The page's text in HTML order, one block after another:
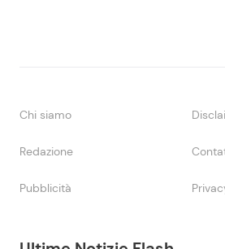
Chi siamo
Redazione
Pubblicità